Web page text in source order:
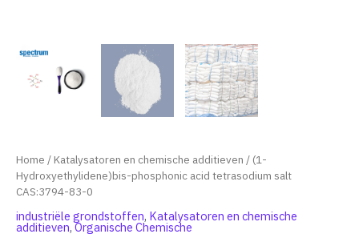
Home /Katalysatoren en chemische additieven / (1-
Hydroxyethylidene)bis-phosphonic acid tetrasodium salt
CAS:3794-83-0
industriële grondstoffen, Katalysatoren en chemische
additieven,Organische Chemische